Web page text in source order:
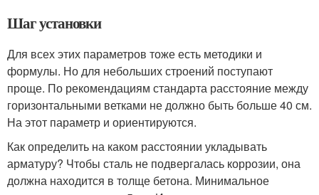
Шаг установки
Для всех этих параметров тоже есть методики и
формулы. Но для небольших строений поступают
проще. По рекомендациям стандарта расстояние между
горизонтальными ветками не должно быть больше 40 см.
На этот параметр и ориентируются.
Как определить на каком расстоянии укладывать
арматуру? Чтобы сталь не подвергалась коррозии, она
должна находится в толще бетона. Минимальное